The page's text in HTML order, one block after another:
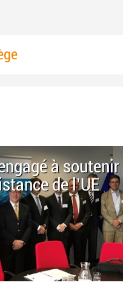
à
de l'UE